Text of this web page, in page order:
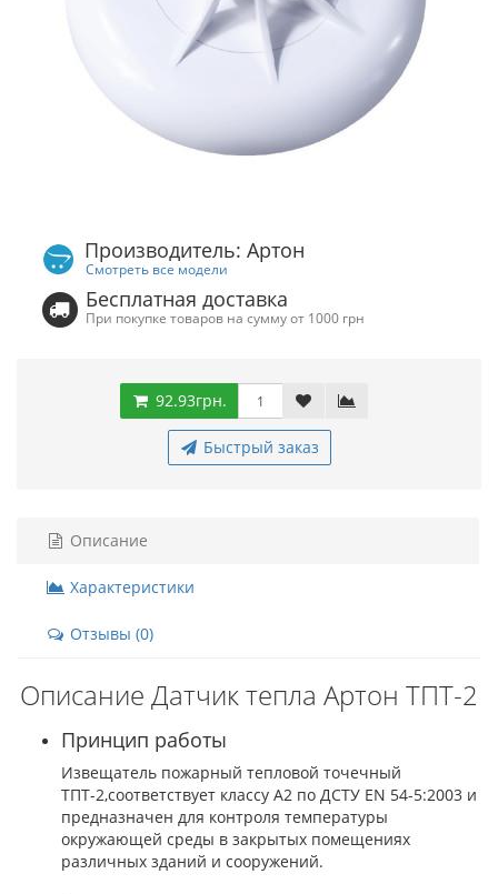
Производитель: Артон
Смотреть все модели
Бесплатная доставка
При покупке товаров на сумму от 1000 грн
92.93грн.
Быстрый заказ
Описание
Характеристики
Отзывы (0)
Описание Датчик тепла Артон ТПТ-2
Принцип работы
Извещатель пожарный тепловой точечный
ТПТ-2,соответствует классу А2 по ДСТУ EN 54-5:2003 и
предназначен для контроля температуры
окружающей среды в закрытых помещениях
различных зданий и сооружений.